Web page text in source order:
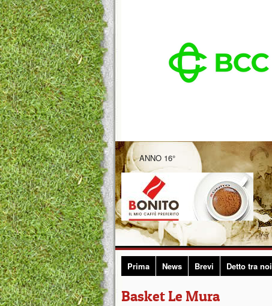
ANNO 16°
Prima News Brevi Detto tra noi
Basket Le Mura